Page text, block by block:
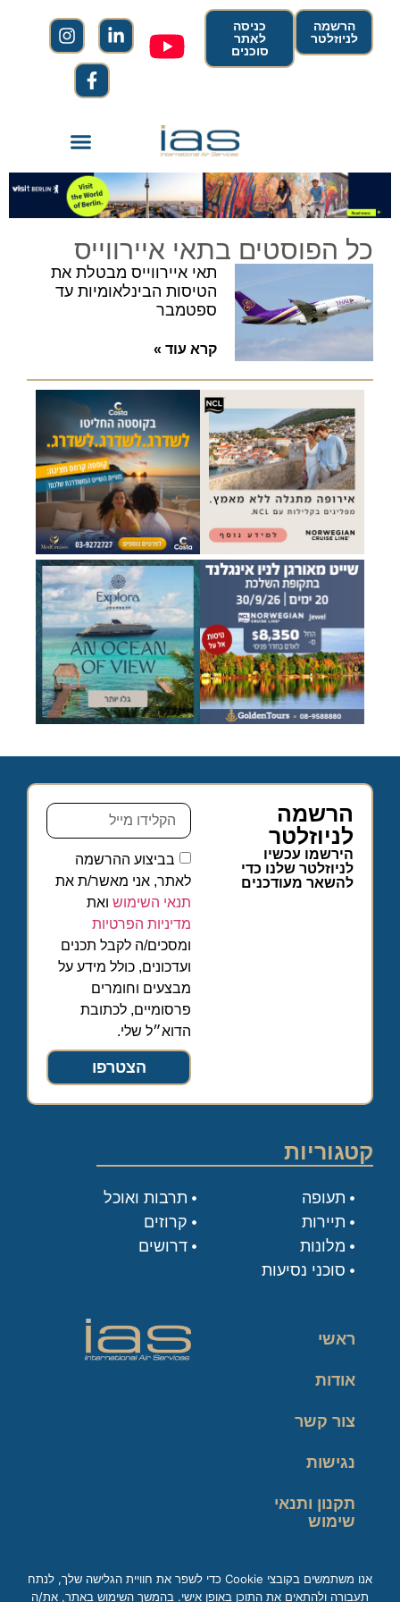
הרשמה
לניוזלטר
כניסה
לאתר
סוכנים
כל הפוסטים בתאי איירווייס
תאי איירווייס מבטלת את
הטיסות הבינלאומיות עד
ספטמבר
קרא עוד »
הרשמה
לניוזלטר
הירשמו עכשיו
לניוזלטר שלנו כדי
להשאר מעודכנים
בביצוע ההרשמה
לאתר, אני מאשר/ת את
תנאי השימוש ואת
מדיניות הפרטיות
ומסכים/ה לקבל תכנים
ועדכונים, כולל מידע על
מבצעים וחומרים
פרסומיים, לכתובת
הדוא״ל שלי.
הצטרפו
קטגוריות
תעופה
תיירות
מלונות
סוכני נסיעות
תרבות ואוכל
קרוזים
דרושים
ראשי
אודות
צור קשר
נגישות
תקנון ותנאי
שימוש
אנו משתמשים בקובצי Cookie כדי לשפר את חוויית הגלישה שלך, לנתח
תעבורה ולהתאים את התוכן באופן אישי. בהמשך השימוש באתר, את/ה